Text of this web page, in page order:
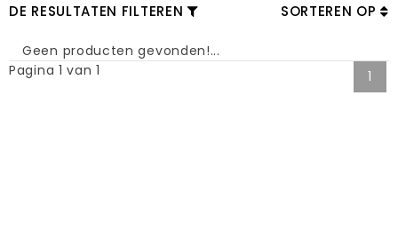
DE RESULTATEN FILTEREN SORTEREN OP
Geen producten gevonden!...
Pagina 1 van 1
1